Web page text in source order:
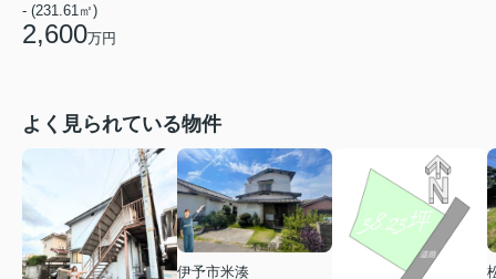
- (231.61㎡)
2,600万円
よく見られている物件
伊予市米湊